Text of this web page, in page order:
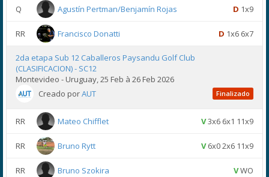
Q Agustín Pertman/Benjamín Rojas D 1x9
RR Francisco Donatti D 1x6 6x7
2da etapa Sub 12 Caballeros Paysandu Golf Club
(CLASIFICACION) - SC12
Montevideo - Uruguay, 25 Feb à 26 Feb 2026
Creado porAUT Finalizado
RR Mateo Chifflet V3x6 6x1 11x9
RR Bruno Rytt V6x0 2x6 11x9
RR Bruno Szokira VWO